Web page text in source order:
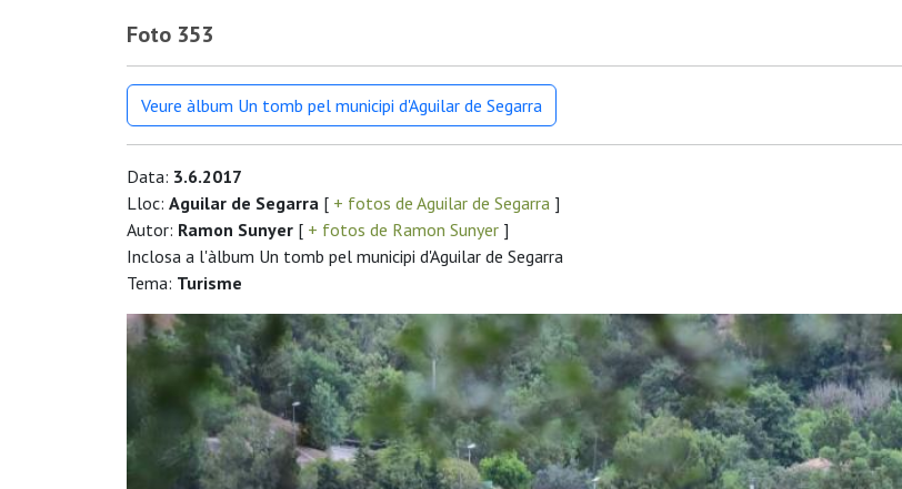
Foto 353
Veure àlbum Un tomb pel municipi d'Aguilar de Segarra
Data: 3.6.2017
Lloc: Aguilar de Segarra [ + fotos de Aguilar de Segarra ]
Autor: Ramon Sunyer [ + fotos de Ramon Sunyer ]
Inclosa a l'àlbum Un tomb pel municipi d'Aguilar de Segarra
Tema: Turisme